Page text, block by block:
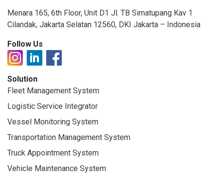
Menara 165, 6th Floor, Unit D1 Jl. TB Simatupang Kav 1
Cilandak, Jakarta Selatan 12560, DKI Jakarta – Indonesia
Follow Us
Solution
Fleet Management System
Logistic Service Integrator
Vessel Monitoring System
Transportation Management System
Truck Appointment System
Vehicle Maintenance System